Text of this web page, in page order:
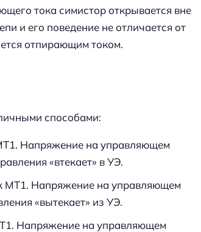
тока симистор открывается вне
и его поведение не отличается от
отпирающим током.
способами:
Напряжение на управляющем
«втекает» в УЭ.
МТ1. Напряжение на управляющем
«вытекает» из УЭ.
Напряжение на управляющем